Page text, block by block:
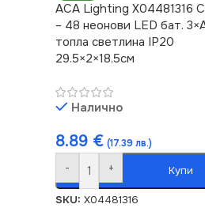
ACA Lighting X04481316
– 48 неонови LED бат.
топла светлина IP20
29.5×2×18.5см
Налично
8.89 € (17.39 лв.)
- + Купи
SKU: X04481316